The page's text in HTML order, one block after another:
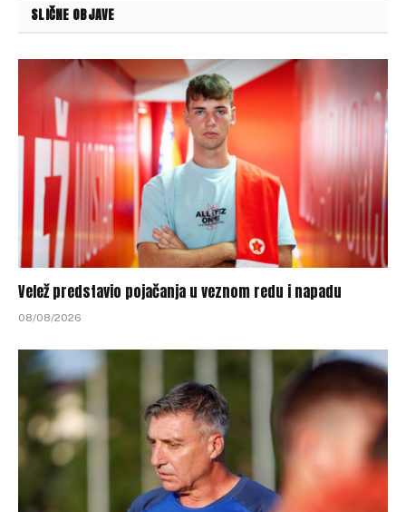
SLIČNE OBJAVE
Velež predstavio pojačanja u veznom redu i napadu
08/08/2026